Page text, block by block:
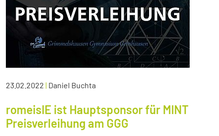
23.02.2022 | Daniel Buchta
romeisIE ist Hauptsponsor für MINT
Preisverleihung am GGG